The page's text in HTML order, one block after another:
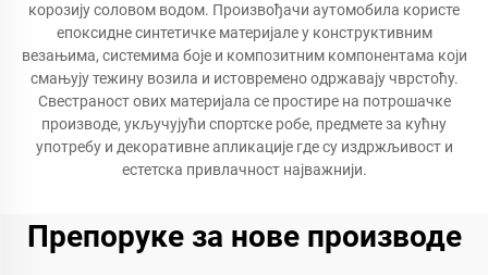
корозију соловом водом. Произвођачи аутомобила користе
епоксидне синтетичке материјале у конструктивним
везањима, системима боје и композитним компонентама који
смањују тежину возила и истовремено одржавају чврстоћу.
Свестраност ових материјала се простире на потрошачке
производе, укључујући спортске робе, предмете за кућну
употребу и декоративне апликације где су издржљивост и
естетска привлачност најважнији.
Препоруке за нове производе